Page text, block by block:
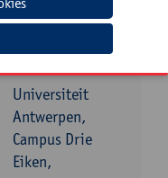
Locatie
Universiteit
Antwerpen,
Campus Drie
Eiken,